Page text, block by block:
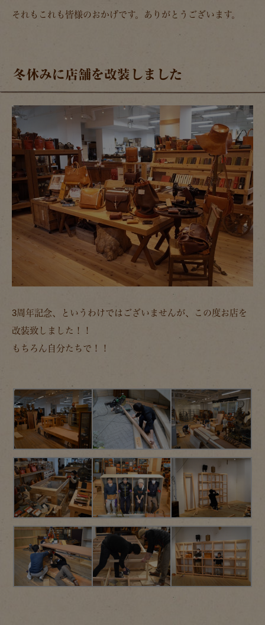
それもこれも皆様のおかげです。ありがとうございます。
冬休みに店舗を改装しました
3周年記念、というわけではございませんが、この度お店を
改装致しました！！
もちろん自分たちで！！